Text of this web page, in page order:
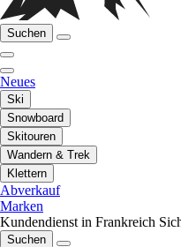
Suchen
Neues
Ski
Snowboard
Skitouren
Wandern & Trek
Klettern
Abverkauf
Marken
Kundendienst in Frankreich
Suchen